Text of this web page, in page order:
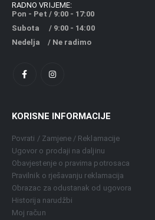
RADNO VRIJEME:
Pon - Pet / 9:00 - 17:00
Subota / 9:00 - 14:00
Nedelja / Ne radimo
KORISNE INFORMACIJE
Povrati / Zamjene / Reklamacije
Ugovor o prodaji na daljinu
Obavjestenje o pravima potrosaca
Pravilnik o rješavanju reklamacija
Obrazac za odustanak od ugovora
Historija narudžbi
Moj račun